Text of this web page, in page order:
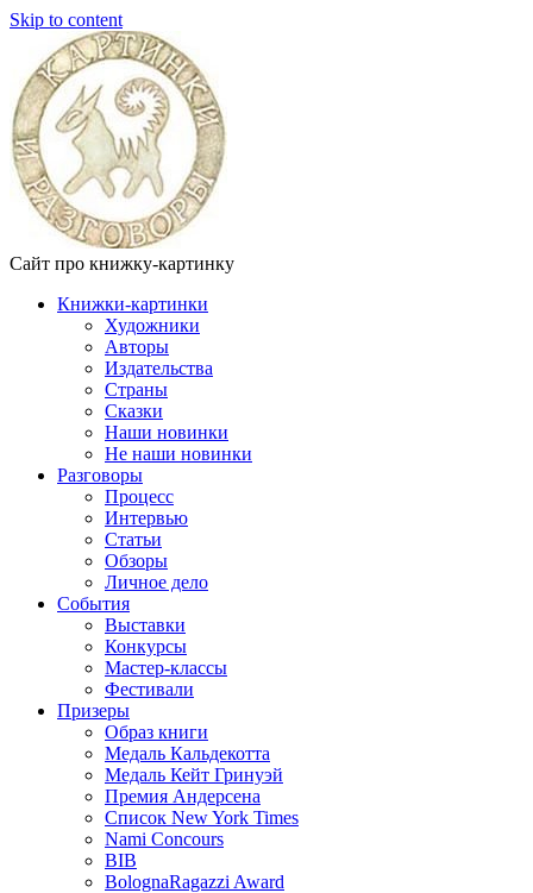
Skip to content
Сайт про книжку-картинку
Книжки-картинки
Художники
Авторы
Издательства
Страны
Сказки
Наши новинки
Не наши новинки
Разговоры
Процесс
Интервью
Статьи
Обзоры
Личное дело
События
Выставки
Конкурсы
Мастер-классы
Фестивали
Призеры
Образ книги
Медаль Кальдекотта
Медаль Кейт Гринуэй
Премия Андерсена
Список New York Times
Nami Concours
BIB
BolognaRagazzi Award